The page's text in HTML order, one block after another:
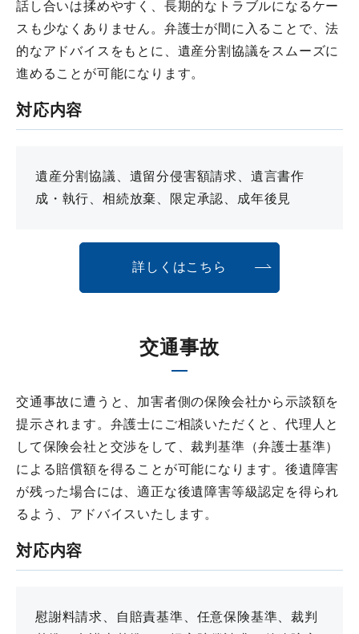
話し合いは揉めやすく、長期的なトラブルになるケー
スも少なくありません。弁護士が間に入ることで、法
的なアドバイスをもとに、遺産分割協議をスムーズに
進めることが可能になります。
対応内容
遺産分割協議、遺留分侵害額請求、遺言書作
成・執行、相続放棄、限定承認、成年後見
詳しくはこちら
交通事故
交通事故に遭うと、加害者側の保険会社から示談額を
提示されます。弁護士にご相談いただくと、代理人と
して保険会社と交渉をして、裁判基準（弁護士基準）
による賠償額を得ることが可能になります。後遺障害
が残った場合には、適正な後遺障害等級認定を得られ
るよう、アドバイスいたします。
対応内容
慰謝料請求、自賠責基準、任意保険基準、裁判